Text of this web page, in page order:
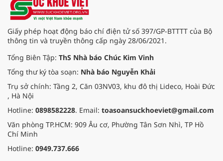
Giấy phép hoạt động báo chí điện tử số 397/GP-BTTTT của Bộ
thông tin và truyền thông cấp ngày 28/06/2021.
Tổng Biên Tập: ThS Nhà báo Chúc Kim Vinh
Tổng thư ký tòa soạn: Nhà báo Nguyễn Khải
Trụ sở chính: Tầng 2, Căn 03NV03, khu đô thị Lideco, Hoài Đức
, Hà Nội
Hotline: 0898582228. Email: toasoansuckhoeviet@gmail.com
Văn phòng TP.HCM: 909 Âu cơ, Phường Tân Sơn Nhì, TP Hồ
Chí Minh
Hotline: 0949.737.666